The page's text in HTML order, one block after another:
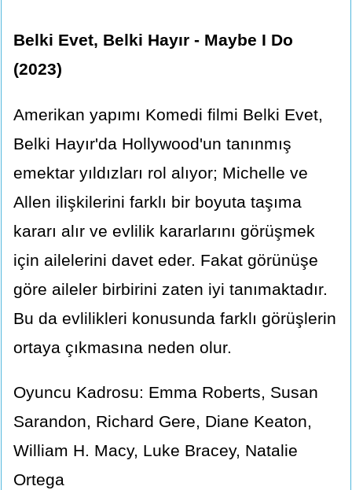
Belki Evet, Belki Hayır - Maybe I Do
(2023)
Amerikan yapımı Komedi filmi Belki Evet,
Belki Hayır'da Hollywood'un tanınmış
emektar yıldızları rol alıyor; Michelle ve
Allen ilişkilerini farklı bir boyuta taşıma
kararı alır ve evlilik kararlarını görüşmek
için ailelerini davet eder. Fakat görünüşe
göre aileler birbirini zaten iyi tanımaktadır.
Bu da evlilikleri konusunda farklı görüşlerin
ortaya çıkmasına neden olur.
Oyuncu Kadrosu: Emma Roberts, Susan
Sarandon, Richard Gere, Diane Keaton,
William H. Macy, Luke Bracey, Natalie
Ortega